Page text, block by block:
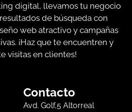
digital, llevamos tu negocio
de búsqueda con
web atractivo y campañas
¡Haz que te encuentren y
visitas en clientes!
Contacto
Avd. Golf,5 Altorreal